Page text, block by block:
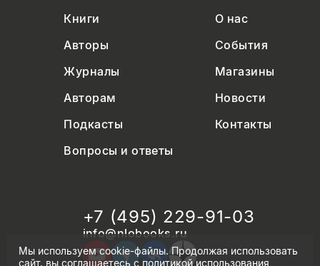
Книги
О нас
Авторы
События
Журналы
Магазины
Авторам
Новости
Подкасты
Контакты
Вопросы и ответы
+7 (495) 229-91-03
info@nlobooks.ru
Мы используем cookie-файлы. Продолжая использовать
сайт, вы соглашаетесь сполитикой использования